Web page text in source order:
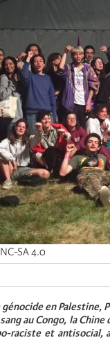
SA 4.0
en
au Congo, la
raciste et antisocial,